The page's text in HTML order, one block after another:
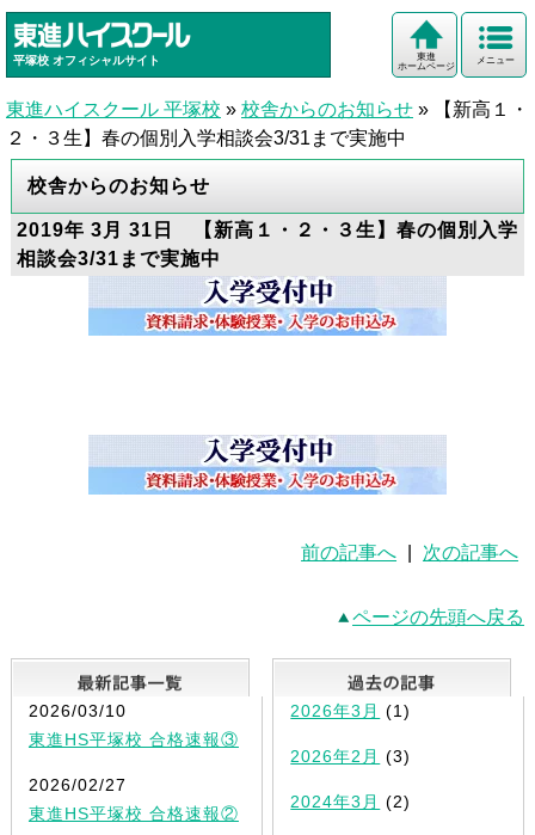
平塚校 オフィシャルサイト メニュー
東進
ホームページ
東進ハイスクール 平塚校 » 校舎からのお知らせ »
【新高１・
２・３生】春の個別入学相談会3/31まで実施中
校舎からのお知らせ
2019年 3月 31日 【新高１・２・３生】春の個別入学
相談会3/31まで実施中
前の記事へ 次の記事へ
ページの先頭へ戻る
最新記事一覧
2026/03/10
東進HS平塚校 合格速報③
2026/02/27
東進HS平塚校 合格速報②
2026年3月 (1)
2026年2月 (3)
2024年3月 (2)